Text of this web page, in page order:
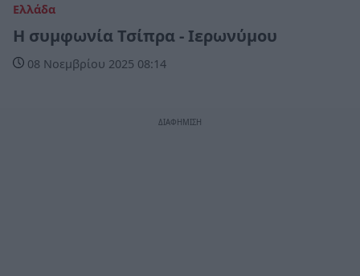
Ελλάδα
Η συμφωνία Τσίπρα - Ιερωνύμου
08 Νοεμβρίου 2025 08:14